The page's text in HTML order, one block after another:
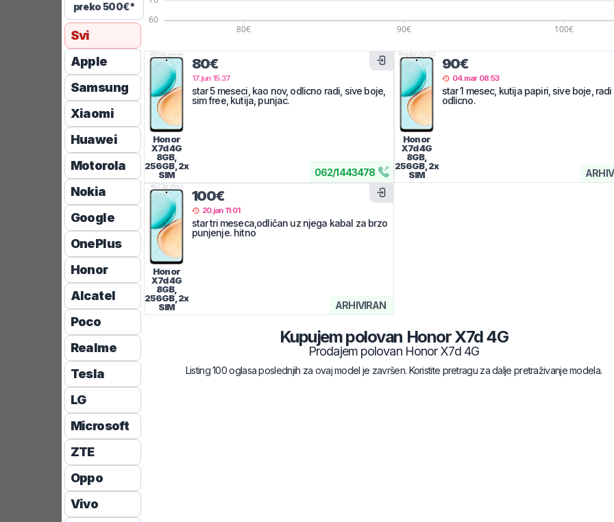
preko 500€*
Svi
Apple
Samsung
Xiaomi
Huawei
Motorola
Nokia
Google
OnePlus
Honor
Alcatel
Poco
Realme
Tesla
LG
Microsoft
ZTE
Oppo
Vivo
062/1443478
#1lhsxxjwwx
Honor
X7d 4G
8GB,
256GB, 2x
SIM
80€
17.jun 15:37
star 5 meseci, kao nov, odlicno radi, sive boje,
sim free, kutija, punjac.
#nqdpzybm82
Honor
X7d 4G
8GB,
256GB, 2x
SIM
90€
04.mar 08:53
star 1 mesec, kutija papiri, sive boje, radi
odlicno.
ARHIVIRAN
#p23qryfvg3
Honor
X7d 4G
8GB,
256GB, 2x
SIM
100€
20.jan 11:01
star tri meseca,odličan uz njega kabal za brzo
punjenje. hitno
Kupujem polovan HonorX7d 4G
Prodajem polovan Honor X7d 4G
Listing 100 oglasa poslednjih za ovaj model je završen. Koristite pretragu za dalje pretraživanje modela.